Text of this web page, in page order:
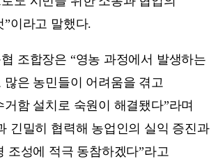
이라고 말했다.
조합장은 “영농 과정에서 발생하는
은 농민들이 어려움을 겪고
함 설치로 숙원이 해결됐다”라며
긴밀히 협력해 농업인의 실익 증진과
조성에 적극 동참하겠다”라고